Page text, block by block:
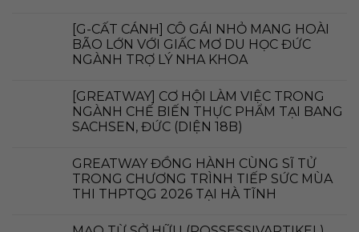
[G-CẤT CÁNH] CÔ GÁI NHỎ MANG HOÀI
BÃO LỚN VỚI GIẤC MƠ DU HỌC ĐỨC
NGÀNH TRỢ LÝ NHA KHOA
[GREATWAY] CƠ HỘI LÀM VIỆC TRONG
NGÀNH CHẾ BIẾN THỰC PHẨM TẠI BANG
SACHSEN, ĐỨC (DIỆN 18B)
GREATWAY ĐỒNG HÀNH CÙNG SĨ TỬ
TRONG CHƯƠNG TRÌNH TIẾP SỨC MÙA
THI THPTQG 2026 TẠI HÀ TĨNH